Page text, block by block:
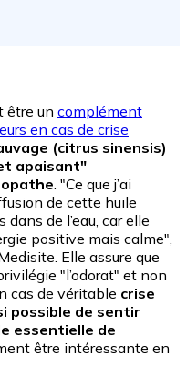
être un complément
en cas de crise
(citrus sinensis)
apaisant"
. "Ce que j’ai
de cette huile
de l’eau, car elle
positive mais calme",
Elle assure que
"l’odorat" et non
cas de véritable crise
possible de sentir
essentielle de
être intéressante en